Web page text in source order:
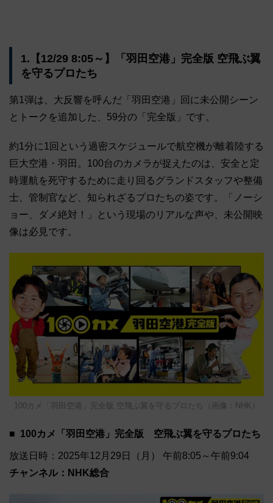
1.【12/29 8:05～】「羽田空港」完全版 空飛ぶ翼
を守るプロたち
第1弾は、大反響を呼んだ「羽田空港」回に未公開シーン
とトークを追加した、59分の「完全版」です。
約1分に1回という過密スケジュールで航空機が離着陸する
巨大空港・羽田。100台のカメラが捉えたのは、安全と定
時運航を死守するために走り回るグランドスタッフや整備
士、管制官など、知られざるプロたちの姿です。「ノーシ
ョー、ダメ絶対！」という現場のリアルな声や、未公開映
像は必見です。
100カメ「羽田空港」完全版 空飛ぶ翼を守るプロたち（画像：NHK）
100カメ「羽田空港」完全版 空飛ぶ翼を守るプロたち
放送日時：2025年12月29日（月） 午前8:05～午前9:04
チャンネル：NHK総合